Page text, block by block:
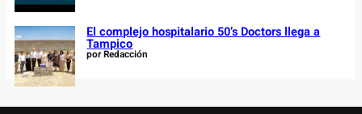
El complejo hospitalario 50’s Doctors llega a
Tampico
por Redacción